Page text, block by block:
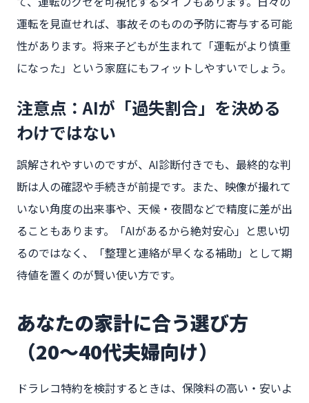
運転を見直せれば、事故そのものの予防に寄与する可能
性があります。将来子どもが生まれて「運転がより慎重
になった」という家庭にもフィットしやすいでしょう。
注意点：AIが「過失割合」を決める
わけではない
誤解されやすいのですが、AI診断付きでも、最終的な判
断は人の確認や手続きが前提です。また、映像が撮れて
いない角度の出来事や、天候・夜間などで精度に差が出
ることもあります。「AIがあるから絶対安心」と思い切
るのではなく、「整理と連絡が早くなる補助」として期
待値を置くのが賢い使い方です。
あなたの家計に合う選び方
（20〜40代夫婦向け）
ドラレコ特約を検討するときは、保険料の高い・安いよ